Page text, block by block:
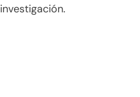
investigación.